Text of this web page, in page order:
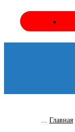
... Главная